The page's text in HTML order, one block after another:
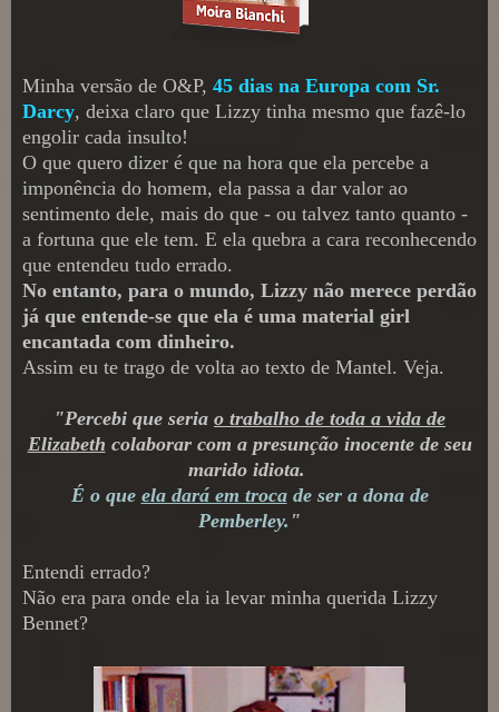
Minha versão de O&P, 45 dias na Europa com Sr.
Darcy, deixa claro que Lizzy tinha mesmo que fazê-lo
engolir cada insulto!
O que quero dizer é que na hora que ela percebe a
imponência do homem, ela passa a dar valor ao
sentimento dele, mais do que - ou talvez tanto quanto -
a fortuna que ele tem. E ela quebra a cara reconhecendo
que entendeu tudo errado.
No entanto, para o mundo, Lizzy não merece perdão
já que entende-se que ela é uma material girl
encantada com dinheiro.
Assim eu te trago de volta ao texto de Mantel. Veja.
"Percebi que seria o trabalho de toda a vida de
Elizabeth colaborar com a presunção inocente de seu
marido idiota.
É o que ela dará em trocade ser a dona de
Pemberley. "
Entendi errado?
Não era para onde ela ia levar minha querida Lizzy
Bennet?